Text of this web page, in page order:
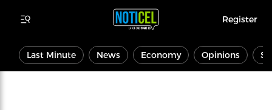
Register
Last Minute News Economy Opinions